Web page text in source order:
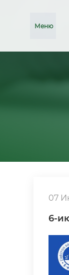
Меню
07
6-